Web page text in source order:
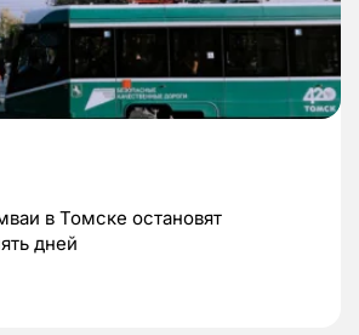
в Томске остановят
дней